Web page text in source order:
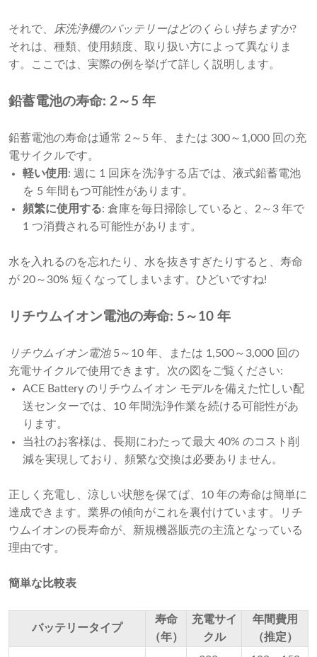
それで、 床洗浄機のバッテリーはどのくらい持ちますか?
それは、種類、使用頻度、取り扱い方によって異なりま
す。ここでは、実際の例を挙げて詳しく説明します。
鉛蓄電池の寿命: 2～5 年
鉛蓄電池の寿命は通常 2～5 年、または 300～1,000 回の充
電サイクルです。
軽い使用 : 週に 1 回床を洗浄する店では、液式鉛蓄電池
を 5 年間もつ可能性があります。
頻繁に使用する: 倉庫を毎日掃除していると、2～3 年で
1 つ消費される可能性があります。
水を入れるのを忘れたり、水を抜きすぎたりすると、寿命
が 20～30% 短くなってしまいます。ひどいですね!
リチウムイオン電池の寿命: 5～10 年
リチウムイオン電池 5～10 年、または 1,500～3,000 回の
充電サイクルで使用できます。次の図をご覧ください:
ACE Battery のリチウムイオン モデルを備えた忙しい配
送センターでは、10 年間洗浄作業を続ける可能性があ
ります。
当社のお客様は、長期にわたって最大 40% のコスト削
減を実現しており、頻繁な交換は必要ありません。
正しく充電し、涼しい状態を保てば、10 年の寿命は簡単に
達成できます。業界の傾向がこれを裏付けています。リチ
ウムイオンの長寿命が、新規機器販売の主流となっている
理由です。
簡単な比較表
バッテリータイプ
寿命
（年）
充電サイ
クル
年間費用
（推定）